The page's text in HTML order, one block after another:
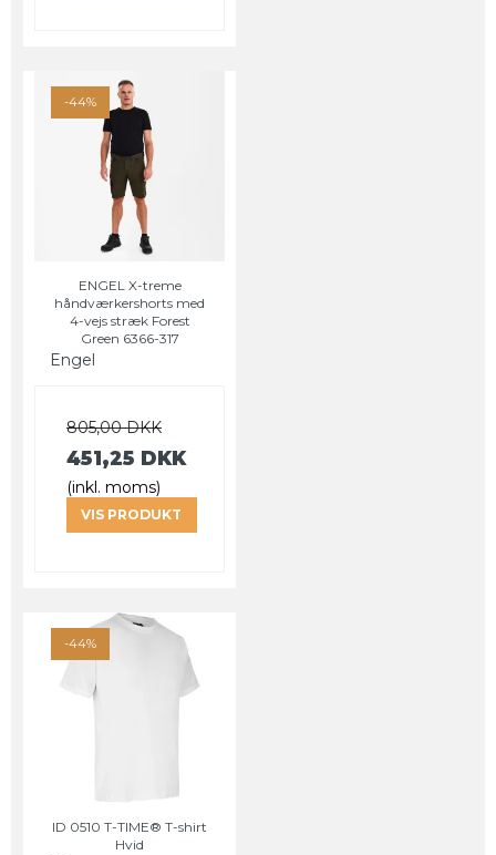
-44%
ENGEL X-treme
håndværkershorts med
4-vejs stræk Forest
Green 6366-317
Engel
805,00 DKK
451,25 DKK
(inkl. moms)
VIS PRODUKT
-44%
ID 0510 T-TIME® T-shirt
Hvid